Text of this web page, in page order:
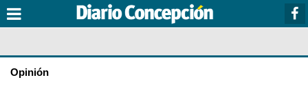
Opinión